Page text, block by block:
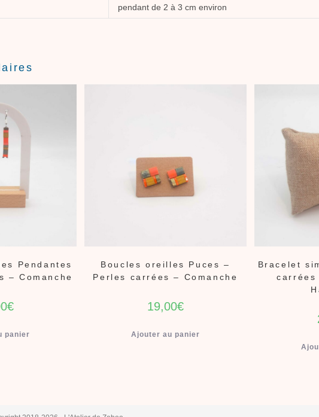
pendant de 2 à 3 cm environ
Pendantes
– Comanche
€
panier
Boucles oreilles Puces –
Perles carrées – Comanche
19,00€
Ajouter au panier
Bracelet
carrées